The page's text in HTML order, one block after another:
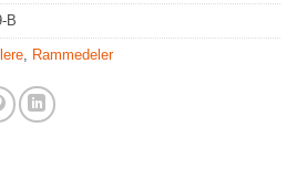
B
, Rammedeler